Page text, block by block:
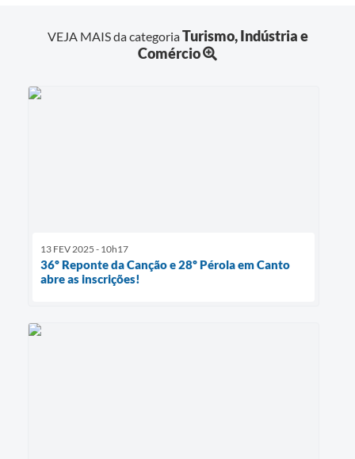
VEJA MAIS da categoriaTurismo, Indústria e
Comércio
13 FEV 2025 - 10h17
36º Reponte da Canção e 28º Pérola em Canto
abre as inscrições!